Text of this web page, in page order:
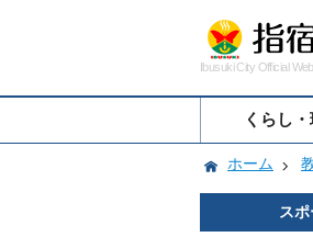
Ibusuki City Official
くらし
ホーム
ス